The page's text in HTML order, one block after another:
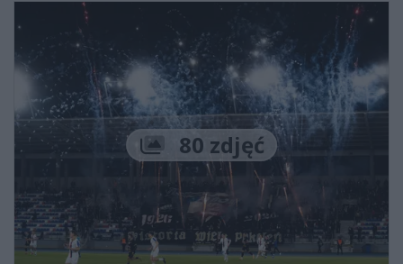
Liczba zdjęć
80 zdjęć